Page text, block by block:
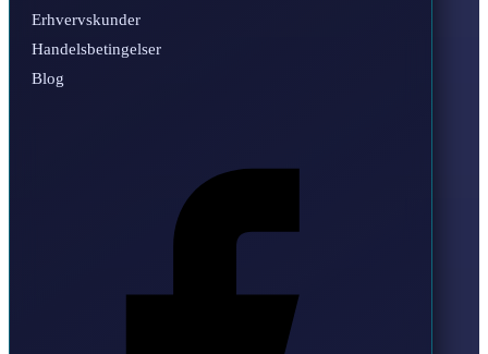
Erhvervskunder
Handelsbetingelser
Blog